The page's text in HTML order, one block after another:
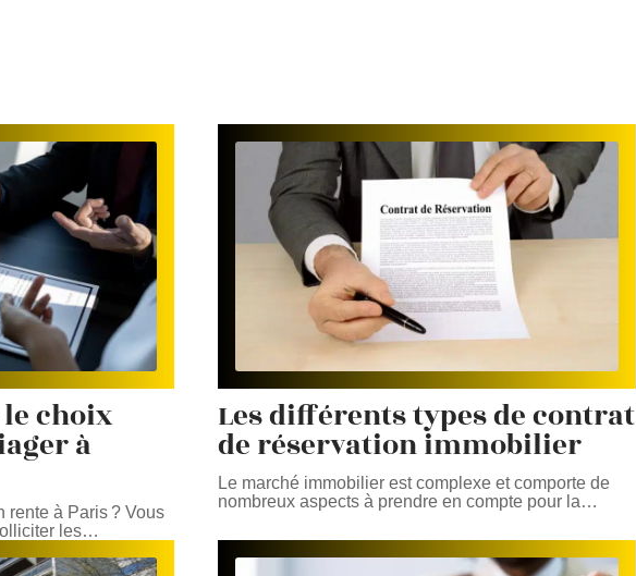
choix
à
rente à Paris ? Vous
les…
Les différents types de contrat
de réservation immobilier
Le marché immobilier est complexe et comporte de
nombreux aspects à prendre en compte pour la…